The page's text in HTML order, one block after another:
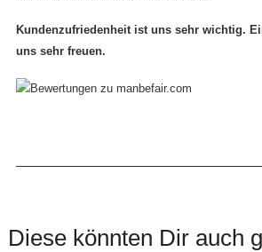
Kundenzufriedenheit ist uns sehr wichtig.
uns sehr freuen.
Diese könnten Dir auch